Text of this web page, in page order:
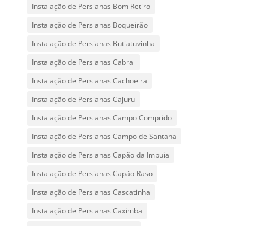
Instalação de Persianas Bom Retiro
Instalação de Persianas Boqueirão
Instalação de Persianas Butiatuvinha
Instalação de Persianas Cabral
Instalação de Persianas Cachoeira
Instalação de Persianas Cajuru
Instalação de Persianas Campo Comprido
Instalação de Persianas Campo de Santana
Instalação de Persianas Capão da Imbuia
Instalação de Persianas Capão Raso
Instalação de Persianas Cascatinha
Instalação de Persianas Caximba